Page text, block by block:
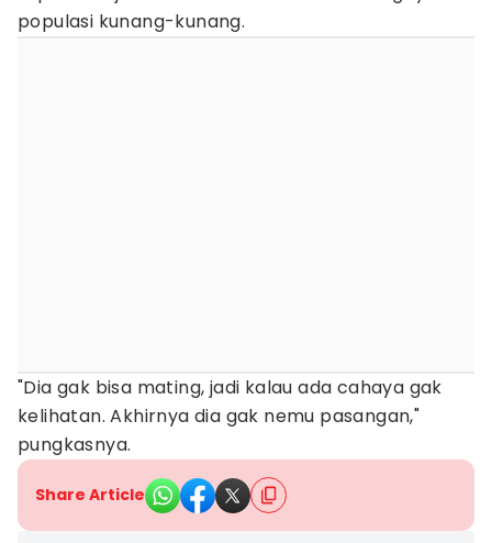
populasi kunang-kunang.
"Dia gak bisa mating, jadi kalau ada cahaya gak
kelihatan. Akhirnya dia gak nemu pasangan,"
pungkasnya.
Share Article